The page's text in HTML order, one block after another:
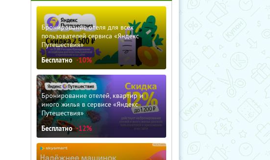
Бронирование отеля для всех
пользователей сервиса «Яндекс
Путешествия»
Бесплатно -10%
Бронирование отелей, квартир и
иного жилья в сервисе «Яндекс
Путешествия»
Бесплатно -12%